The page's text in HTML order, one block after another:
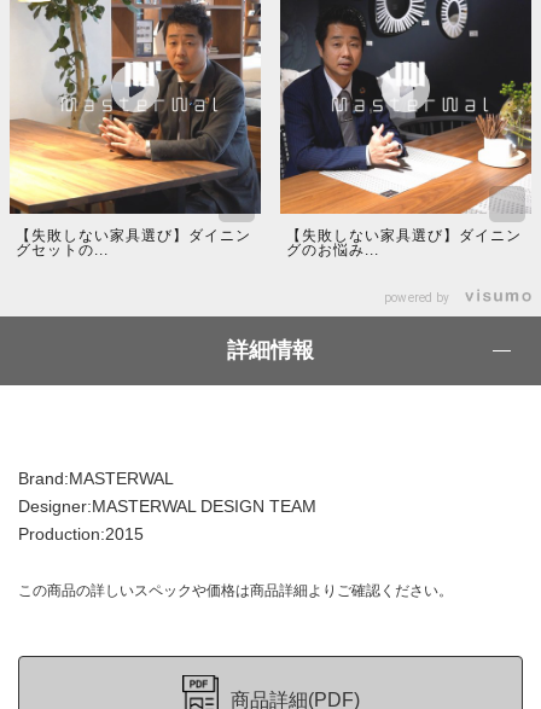
【失敗しない家具選び】ダイニン
グセットの...
【失敗しない家具選び】ダイニン
グのお悩み...
powered by
詳細情報
Brand:MASTERWAL
Designer:MASTERWAL DESIGN TEAM
Production:2015
この商品の詳しいスペックや価格は商品詳細よりご確認ください。
商品詳細(PDF)